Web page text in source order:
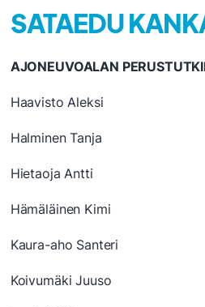
SATAEDU
AJONEUVOALAN
Haavisto Aleksi
Halminen Tanja
Hietaoja Antti
Hämäläinen Kimi
Kaura-aho Santeri
Koivumäki Juuso